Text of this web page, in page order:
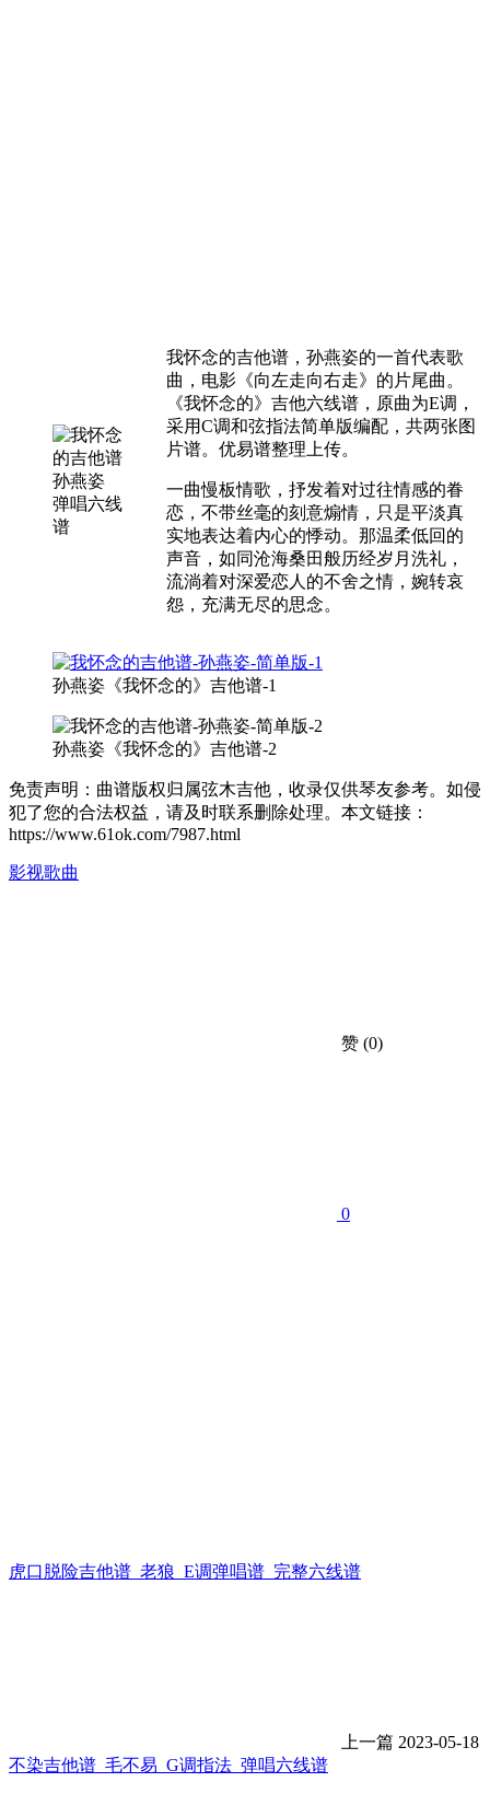
我怀念的吉他谱，孙燕姿的一首代表歌
曲，电影《向左走向右走》的片尾曲。
《我怀念的》吉他六线谱，原曲为E调，
采用C调和弦指法简单版编配，共两张图
片谱。优易谱整理上传。
一曲慢板情歌，抒发着对过往情感的眷
恋，不带丝毫的刻意煽情，只是平淡真
实地表达着内心的悸动。那温柔低回的
声音，如同沧海桑田般历经岁月洗礼，
流淌着对深爱恋人的不舍之情，婉转哀
怨，充满无尽的思念。
孙燕姿《我怀念的》吉他谱-1
孙燕姿《我怀念的》吉他谱-2
免责声明：曲谱版权归属弦木吉他，收录仅供琴友参考。如侵
犯了您的合法权益，请及时联系删除处理。本文链接：
https://www.61ok.com/7987.html
影视歌曲
赞 (0)
0
虎口脱险吉他谱_老狼_E调弹唱谱_完整六线谱
上一篇 2023-05-18
不染吉他谱_毛不易_G调指法_弹唱六线谱